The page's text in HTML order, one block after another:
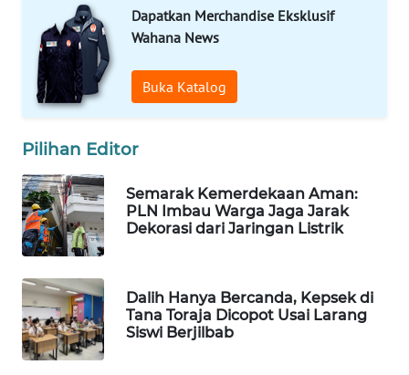
Dapatkan Merchandise Eksklusif
Wahana News
Buka Katalog
Pilihan Editor
Semarak Kemerdekaan Aman:
PLN Imbau Warga Jaga Jarak
Dekorasi dari Jaringan Listrik
Dalih Hanya Bercanda, Kepsek di
Tana Toraja Dicopot Usai Larang
Siswi Berjilbab
WAHANA
TV
WAHANANEWS
WAHANANEWS
CO ID
WAHANANEWS
WAHANA
SPORT